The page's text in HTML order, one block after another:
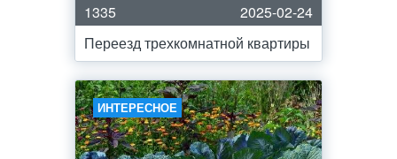
1335
2025-02-24
Переезд трехкомнатной квартиры
ИНТЕРЕСНОЕ